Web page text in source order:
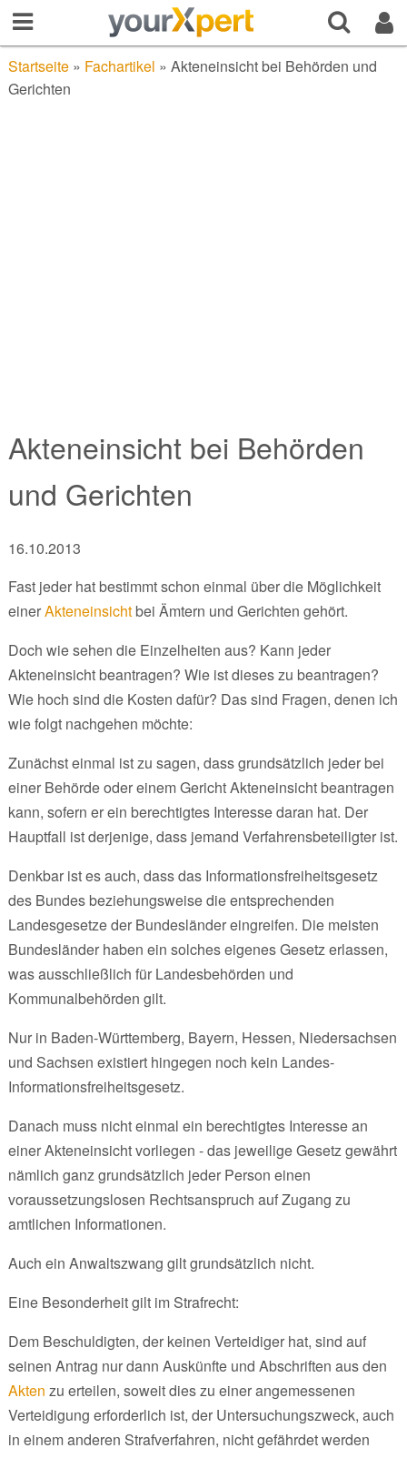
Startseite» Fachartikel » Akteneinsicht bei Behörden und
Gerichten
Akteneinsicht bei Behörden
und Gerichten
16.10.2013
Fast jeder hat bestimmt schon einmal über die Möglichkeit
einerAkteneinsichtbei Ämtern und Gerichten gehört.
Doch wie sehen die Einzelheiten aus? Kann jeder
Akteneinsicht beantragen? Wie ist dieses zu beantragen?
Wie hoch sind die Kosten dafür? Das sind Fragen, denen ich
wie folgt nachgehen möchte:
Zunächst einmal ist zu sagen, dass grundsätzlich jeder bei
einer Behörde oder einem Gericht Akteneinsicht beantragen
kann, sofern er ein berechtigtes Interesse daran hat. Der
Hauptfall ist derjenige, dass jemand Verfahrensbeteiligter ist.
Denkbar ist es auch, dass das Informationsfreiheitsgesetz
des Bundes beziehungsweise die entsprechenden
Landesgesetze der Bundesländer eingreifen. Die meisten
Bundesländer haben ein solches eigenes Gesetz erlassen,
was ausschließlich für Landesbehörden und
Kommunalbehörden gilt.
Nur in Baden-Württemberg, Bayern, Hessen, Niedersachsen
und Sachsen existiert hingegen noch kein Landes-
Informationsfreiheitsgesetz.
Danach muss nicht einmal ein berechtigtes Interesse an
einer Akteneinsicht vorliegen - das jeweilige Gesetz gewährt
nämlich ganz grundsätzlich jeder Person einen
voraussetzungslosen Rechtsanspruch auf Zugang zu
amtlichen Informationen.
Auch ein Anwaltszwang gilt grundsätzlich nicht.
Eine Besonderheit gilt im Strafrecht:
Dem Beschuldigten, der keinen Verteidiger hat, sind auf
seinen Antrag nur dann Auskünfte und Abschriften aus den
Akten zu erteilen, soweit dies zu einer angemessenen
Verteidigung erforderlich ist, der Untersuchungszweck, auch
in einem anderen Strafverfahren, nicht gefährdet werden